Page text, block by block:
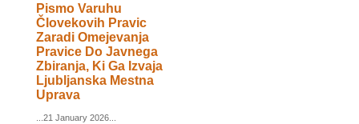
Pismo Varuhu
Človekovih Pravic
Zaradi Omejevanja
Pravice Do Javnega
Zbiranja, Ki Ga Izvaja
Ljubljanska Mestna
Uprava
...21 January 2026...